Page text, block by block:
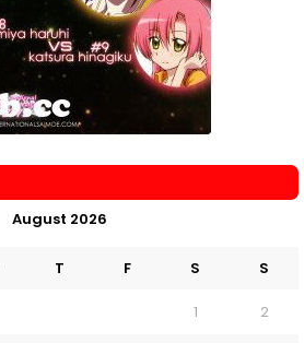
August 2026
T F S S
1 2